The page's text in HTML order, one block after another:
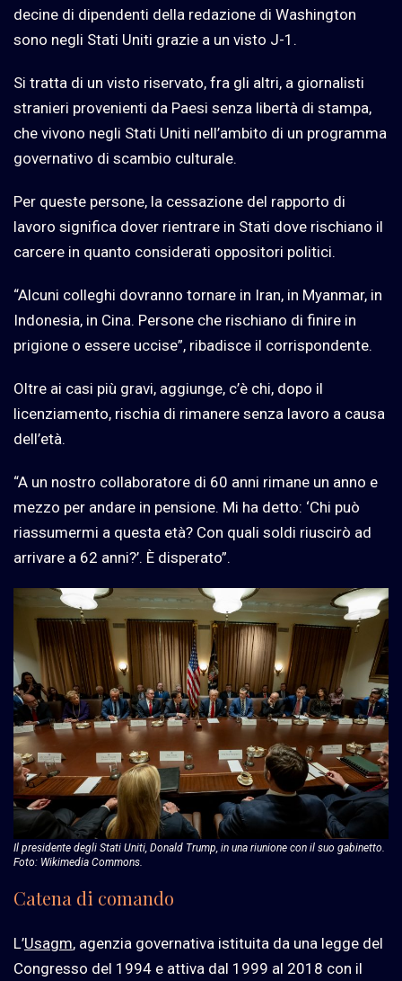
decine di dipendenti della redazione di Washington
sono negli Stati Uniti grazie a un visto J-1.
Si tratta di un visto riservato, fra gli altri, a giornalisti
stranieri provenienti da Paesi senza libertà di stampa,
che vivono negli Stati Uniti nell’ambito di un programma
governativo di scambio culturale.
Per queste persone, la cessazione del rapporto di
lavoro significa dover rientrare in Stati dove rischiano il
carcere in quanto considerati oppositori politici.
“Alcuni colleghi dovranno tornare in Iran, in Myanmar, in
Indonesia, in Cina. Persone che rischiano di finire in
prigione o essere uccise”, ribadisce il corrispondente.
Oltre ai casi più gravi, aggiunge, c’è chi, dopo il
licenziamento, rischia di rimanere senza lavoro a causa
dell’età.
“A un nostro collaboratore di 60 anni rimane un anno e
mezzo per andare in pensione. Mi ha detto: ‘Chi può
riassumermi a questa età? Con quali soldi riuscirò ad
arrivare a 62 anni?’. È disperato”.
Il presidente degli Stati Uniti, Donald Trump, in una riunione con il suo gabinetto.
Foto: Wikimedia Commons.
Catena di comando
L’Usagm, agenzia governativa istituita da una legge del
Congresso del 1994 e attiva dal 1999 al 2018 con il